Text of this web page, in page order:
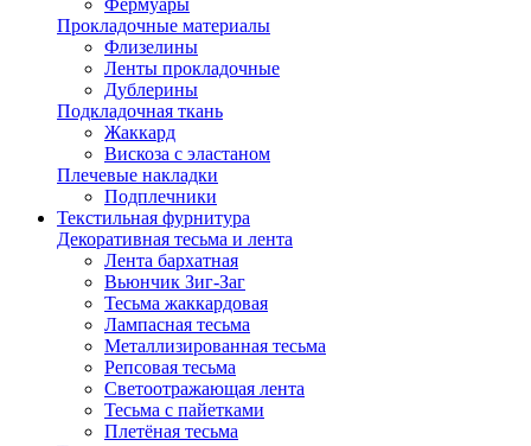
Фермуары
Прокладочные материалы
Флизелины
Ленты прокладочные
Дублерины
Подкладочная ткань
Жаккард
Вискоза с эластаном
Плечевые накладки
Подплечники
Текстильная фурнитура
Декоративная тесьма и лента
Лента бархатная
Вьюнчик Зиг-Заг
Тесьма жаккардовая
Лампасная тесьма
Металлизированная тесьма
Репсовая тесьма
Светоотражающая лента
Тесьма с пайетками
Плетёная тесьма